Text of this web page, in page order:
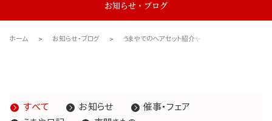
お知らせ・ブログ
ホーム お知らせ・ブログ うまやでのヘアセット紹介✨
すべて お知らせ
催事・フェア